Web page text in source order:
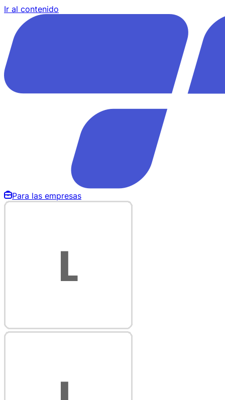
Ir al contenido
Para las empresas